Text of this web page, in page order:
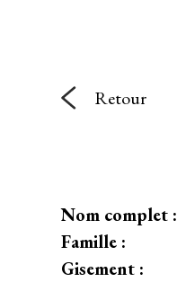
Retour
Nom complet :
Famille :
Gisement :